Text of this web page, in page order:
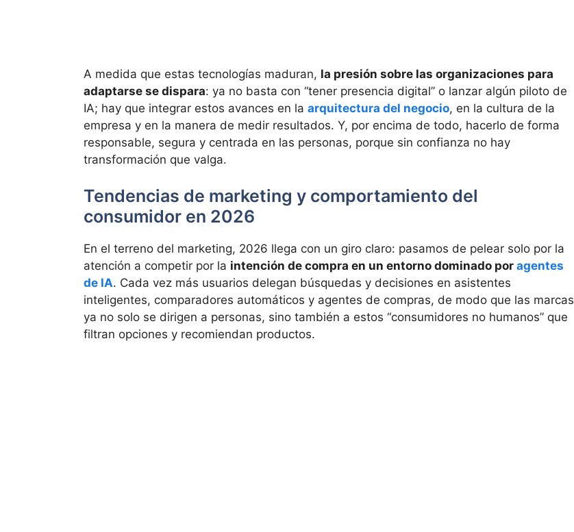
A medida que estas tecnologías maduran, la presión sobre las organizaciones para
adaptarse se dispara: ya no basta con “tener presencia digital” o lanzar algún piloto de
IA; hay que integrar estos avances en la arquitectura del negocio, en la cultura de la
empresa y en la manera de medir resultados. Y, por encima de todo, hacerlo de forma
responsable, segura y centrada en las personas, porque sin confianza no hay
transformación que valga.
Tendencias de marketing y comportamiento del
consumidor en 2026
En el terreno del marketing, 2026 llega con un giro claro: pasamos de pelear solo por la
atención a competir por la intención de compra en un entorno dominado por agentes
de IA. Cada vez más usuarios delegan búsquedas y decisiones en asistentes
inteligentes, comparadores automáticos y agentes de compras, de modo que las marcas
ya no solo se dirigen a personas, sino también a estos “consumidores no humanos” que
filtran opciones y recomiendan productos.